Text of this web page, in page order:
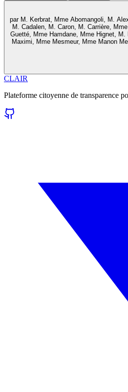
par M. Kerbrat, Mme Abomangoli, M.
M. Cadalen, M. Caron, M. Carrière,
Guetté, Mme Hamdane, Mme Hignet,
Maximi, Mme Mesmeur, Mme Manon
CLAIR
Plateforme citoyenne de transparence